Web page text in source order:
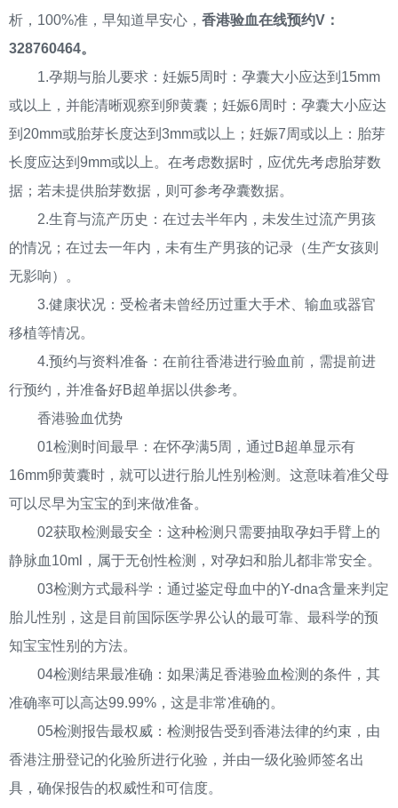
析，100%准，早知道早安心， 香港验血在线预约V：
328760464。
1.孕期与胎儿要求：妊娠5周时：孕囊大小应达到15mm
或以上，并能清晰观察到卵黄囊；妊娠6周时：孕囊大小应达
到20mm或胎芽长度达到3mm或以上；妊娠7周或以上：胎芽
长度应达到9mm或以上。在考虑数据时，应优先考虑胎芽数
据；若未提供胎芽数据，则可参考孕囊数据。
2.生育与流产历史：在过去半年内，未发生过流产男孩
的情况；在过去一年内，未有生产男孩的记录（生产女孩则
无影响）。
3.健康状况：受检者未曾经历过重大手术、输血或器官
移植等情况。
4.预约与资料准备：在前往香港进行验血前，需提前进
行预约，并准备好B超单据以供参考。
香港验血优势
01检测时间最早：在怀孕满5周，通过B超单显示有
16mm卵黄囊时，就可以进行胎儿性别检测。这意味着准父母
可以尽早为宝宝的到来做准备。
02获取检测最安全：这种检测只需要抽取孕妇手臂上的
静脉血10ml，属于无创性检测，对孕妇和胎儿都非常安全。
03检测方式最科学：通过鉴定母血中的Y-dna含量来判定
胎儿性别，这是目前国际医学界公认的最可靠、最科学的预
知宝宝性别的方法。
04检测结果最准确：如果满足香港验血检测的条件，其
准确率可以高达99.99%，这是非常准确的。
05检测报告最权威：检测报告受到香港法律的约束，由
香港注册登记的化验所进行化验，并由一级化验师签名出
具，确保报告的权威性和可信度。